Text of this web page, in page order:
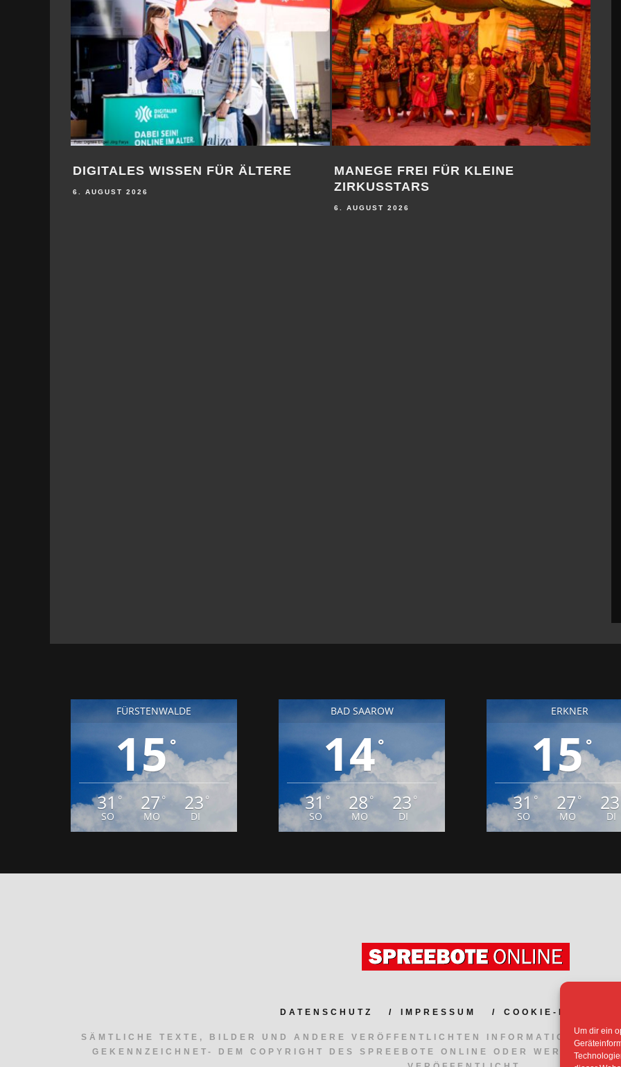
Um dir ein
DIGITALES WISSEN FÜR ÄLTERE
6. AUGUST 2026
MANEGE FREI FÜR KLEINE
ZIRKUSSTARS
6. AUGUST 2026
1.
FÜRSTENWALDE
15°
31°
SO
27 °
MO
23 °
DI
BAD SAAROW
14°
31°
SO
28°
MO
23 °
DI
ERKNER
15°
31°
SO
27 °
MO
23
DI
DATENSCHUTZ IMPRESSUM COOKIE-
SÄMTLICHE TEXTE, BILDER UND ANDERE VERÖFFENTLICHTEN INFORMATIONEN
GEKENNZEICHNET- DEM COPYRIGHT DES SPREEBOTE ONLINE ODER WERDEN